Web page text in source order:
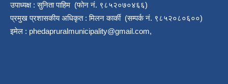
उपाध्यक्ष : सुनिता पाहिम (फोन नं. ९८५२०७०४६६)
प्रमुख प्रशासकीय अधिकृत : मिलन कार्की (सम्पर्क नं. ९८५२०८०६००)
इमेल : phedapruralmunicipality@gmail.com,